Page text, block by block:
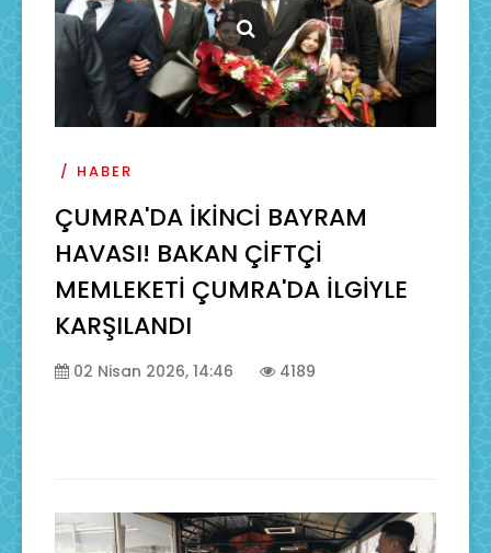
HABER
ÇUMRA'DA İKİNCİ BAYRAM
HAVASI! BAKAN ÇİFTÇİ
MEMLEKETİ ÇUMRA'DA İLGİYLE
KARŞILANDI
02 Nisan 2026, 14:46 4189